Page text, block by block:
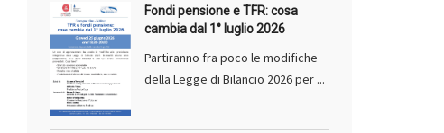
Fondi pensione e TFR: cosa
cambia dal 1° luglio 2026
Partiranno fra poco le modifiche
della Legge di Bilancio 2026 per ...